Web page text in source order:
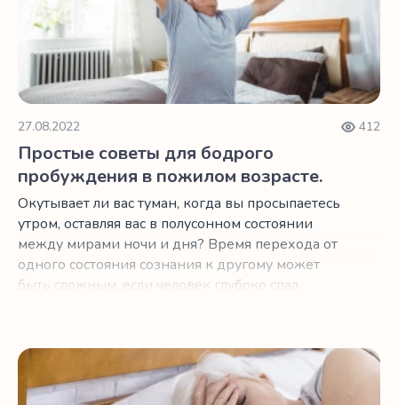
27.08.2022 412
Простые советы для бодрого
пробуждения в пожилом возрасте.
Окутывает ли вас туман, когда вы просыпаетесь
утром, оставляя вас в полусонном состоянии
между мирами ночи и дня? Время перехода от
одного состояния сознания к другому может
быть сложным, если человек глубоко спал.
коробке.
Проблемы со сном после 60? В спальне может быть